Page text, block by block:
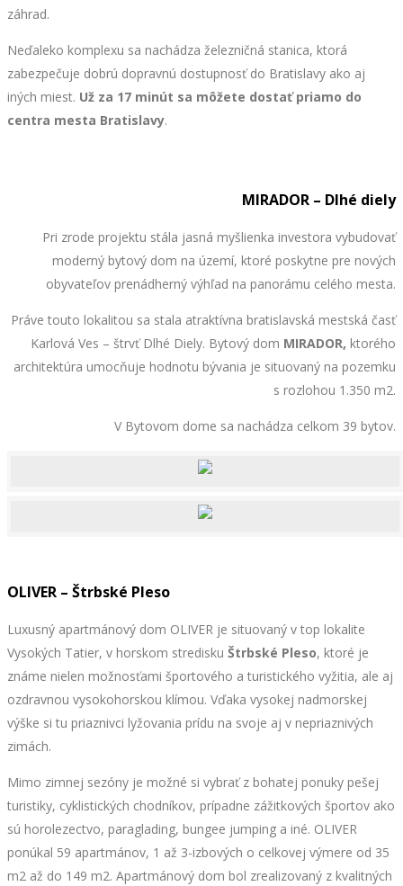
záhrad.
Neďaleko komplexu sa nachádza železničná stanica, ktorá
zabezpečuje dobrú dopravnú dostupnosť do Bratislavy ako aj
iných miest. Už za 17 minút sa môžete dostať priamo do
centra mesta Bratislavy.
MIRADOR – Dlhé diely
Pri zrode projektu stála jasná myšlienka investora vybudovať
moderný bytový dom na území, ktoré poskytne pre nových
obyvateľov prenádherný výhľad na panorámu celého mesta.
Práve touto lokalitou sa stala atraktívna bratislavská mestská časť
Karlová Ves – štrvť Dlhé Diely. Bytový dom MIRADOR, ktorého
architektúra umocňuje hodnotu bývania je situovaný na pozemku
s rozlohou 1.350 m2.
V Bytovom dome sa nachádza celkom 39 bytov.
OLIVER – Štrbské Pleso
Luxusný apartmánový dom OLIVER je situovaný v top lokalite
Vysokých Tatier, v horskom stredisku Štrbské Pleso, ktoré je
známe nielen možnosťami športového a turistického vyžitia, ale aj
ozdravnou vysokohorskou klímou. Vďaka vysokej nadmorskej
výške si tu priaznivci lyžovania prídu na svoje aj v nepriaznivých
zimách.
Mimo zimnej sezóny je možné si vybrať z bohatej ponuky pešej
turistiky, cyklistických chodníkov, prípadne zážitkových športov ako
sú horolezectvo, paraglading, bungee jumping a iné. OLIVER
ponúkal 59 apartmánov, 1 až 3-izbových o celkovej výmere od 35
m2 až do 149 m2. Apartmánový dom bol zrealizovaný z kvalitných